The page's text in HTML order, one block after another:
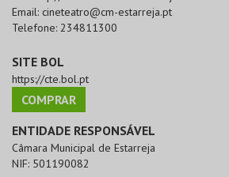
Email: cineteatro@cm-estarreja.pt
Telefone: 234811300
SITE BOL
https://cte.bol.pt
COMPRAR
ENTIDADE RESPONSÁVEL
Câmara Municipal de Estarreja
NIF: 501190082